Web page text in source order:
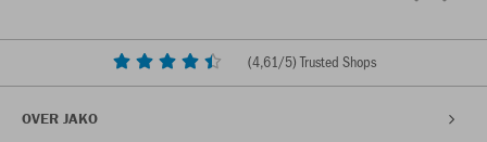
(4,61/5) Trusted Shops
OVER JAKO